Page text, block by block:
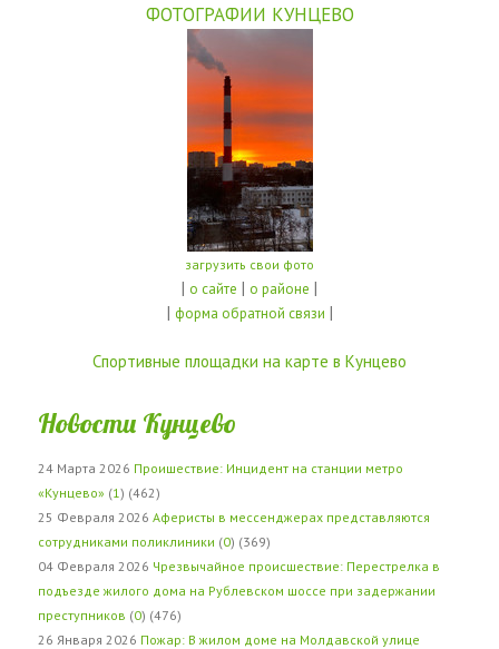
ФОТОГРАФИИ КУНЦЕВО
загрузить свои фото
| о сайте | о районе |
| форма обратной связи |
Спортивные площадки на карте в Кунцево
Новости Кунцево
24 Марта 2026 Проишествие: Инцидент на станции метро
«Кунцево» (1 ) (462)
25 Февраля 2026 Аферисты в мессенджерах представляются
сотрудниками поликлиники (0) (369)
04 Февраля 2026 Чрезвычайное происшествие: Перестрелка в
подъезде жилого дома на Рублевском шоссе при задержании
преступников (0) (476)
26 Января 2026 Пожар: В жилом доме на Молдавской улице